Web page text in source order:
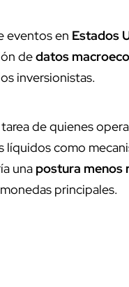
eventos en Estados
dedatos
inversionistas.
de quienes
líquidos como
una postura menos
principales.